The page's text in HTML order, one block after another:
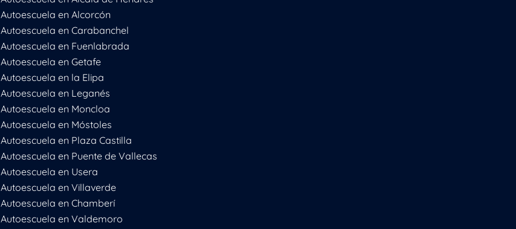
Autoescuela en Alcorcón
Autoescuela en Carabanchel
Autoescuela en Fuenlabrada
Autoescuela en Getafe
Autoescuela en la Elipa
Autoescuela en Leganés
Autoescuela en Moncloa
Autoescuela en Móstoles
Autoescuela en Plaza Castilla
Autoescuela en Puente de Vallecas
Autoescuela en Usera
Autoescuela en Villaverde
Autoescuela en Chamberí
Autoescuela en Valdemoro